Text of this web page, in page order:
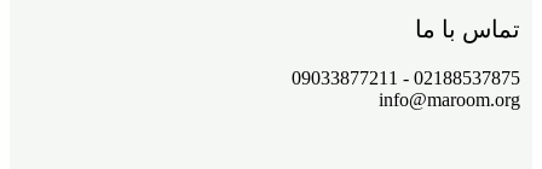
تماس با ما
02188537875 - 09033877211
info@maroom.org